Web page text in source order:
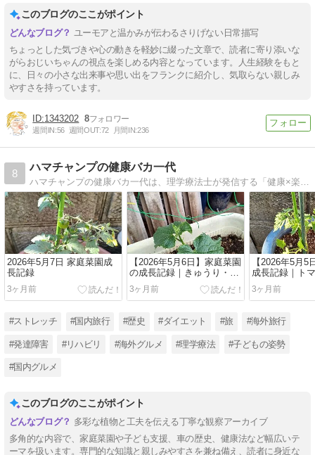
このブログのここがポイント
ユーモアと温かみが伝わるさりげない日常描写
ちょっとした気づきや心の動きを軽妙に綴った文章で、読者に寄り添いな
がらおじいちゃんの視点を楽しめる内容となっています。人生経験をもと
に、日々の小さな出来事や思い出をフランクに紹介し、気取らない親しみ
やすさを持っています。
1343202 8
週間IN:56 週間OUT:72 月間IN:236
8
ハマチャンプの健康バカ一代
2026年5月7日 家庭菜園成
長記録
3ヶ月前
【2026年5月6日】家庭菜園
の成長記録｜きゅうり・大
葉・ピーマン・なす・トマ
トの現在の様子
3ヶ月前
【2026年5月5
成長記録｜ト
りが順調に成
3ヶ月前
#ストレッチ #国内旅行 #歴史 #ダイエット #旅 #海外旅行
#発達障害 #リハビリ #海外グルメ #理学療法 #子どもの姿勢
#国内グルメ
このブログのここがポイント
多彩な植物と工夫を伝える丁寧な観察アーカイブ
多角的な内容で、家庭菜園や子ども支援、車の歴史、健康法など幅広いテ
ーマを扱います。専門的な知識と親しみやすさを兼ね備え、読者に身近な